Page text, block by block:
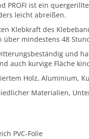
PROFI ist ein
leicht abreißen.
Klebkraft des
über mindestens 48
und
auch kurvige Fläche
Holz, Aluminium,
Materialien,
PVC-Folie